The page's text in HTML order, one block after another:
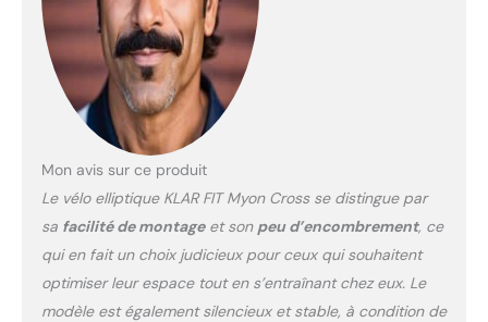
stabilité. Les tubes de
support de l'appareil de
fitness, avec un poids
d'utilisateur max. de 100
kg, sont munis de
capuchons de protection
vélo elliptique/cross
trainer Klarfit Myon Cross
est un appareil
d'entraînement à domicile
ergonomique, destiné à
augmenter les
Mon avis sur ce produit
Le vélo elliptique KLAR FIT Myon Cross se distingue par
sa facilité de montageet son peu d’encombrement, ce
qui en fait un choix judicieux pour ceux qui souhaitent
optimiser leur espace tout en s’entraînant chez eux. Le
modèle est également silencieux et stable, à condition de